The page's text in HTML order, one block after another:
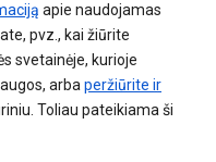
apie naudojamas
pvz., kai žiūrite
svetainėje, kurioje
arbaperžiūrite ir
Toliau pateikiama ši